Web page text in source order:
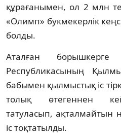
құрағанымен, ол 2 млн
«Олимп» букмекерлік
болды.
Аталған борышкерге
Республикасының
бабымен қылмыстық іс
толық өтегеннен
татуласып, ақталмайтын
іс тоқтатылды.